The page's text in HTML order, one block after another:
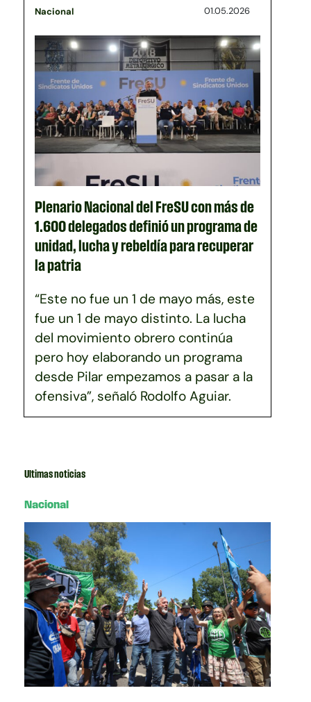
Nacional 01.05.2026
Plenario Nacional del FreSU con más de
1.600 delegados definió un programa de
unidad, lucha y rebeldía para recuperar
la patria
“Este no fue un 1 de mayo más, este
fue un 1 de mayo distinto. La lucha
del movimiento obrero continúa
pero hoy elaborando un programa
desde Pilar empezamos a pasar a la
ofensiva”, señaló Rodolfo Aguiar.
Ultimas noticias
Nacional